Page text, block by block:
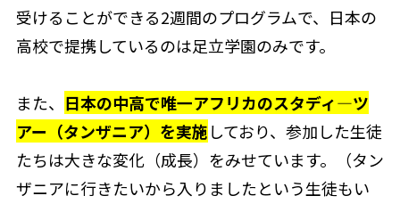
受けることができる2週間のプログラムで、日本の
高校で提携しているのは足立学園のみです。
また、 日本の中高で唯一アフリカのスタディ―ツ
アー（タンザニア）を実施しており、参加した生徒
たちは大きな変化（成長）をみせています。（タン
ザニアに行きたいから入りましたという生徒もい